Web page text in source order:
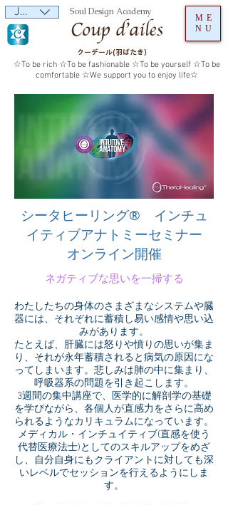
クーデール(羽ばたき）
☆To be rich ☆To be fashionable ☆To be yourself ☆To be
comfortable ☆We support you to enjoy life☆
ME
NU
JPY (¥) Soul Design Academy
シータヒーリング® インチュ
イティブアナトミーセミナー
​オンライン開催
ネガティブな思いを一掃する
わたしたちの身体のさまざまなシステムや臓
器には、それぞれに蓄積し易い感情や思い込
みがあります。
たとえば、肝臓には怒りや憤りの思いが集ま
り、それが永年蓄積されると病気の原因にな
ってしまいます。悲しみは肺の中に集まり、
呼吸器系の問題を引き起こします。
3週間の集中講座で、医学的に解剖学の基礎
を学びながら、各個人が直感力をさらに高め
られるようなカリキュラムになっています。
メディカル・インチュイティブ(直感を使う
代替医療法士)としてのスキルアップをめざ
し、自分自身にもクライアントに対しても深
いレベルでセッションを行えるようにしま
す。